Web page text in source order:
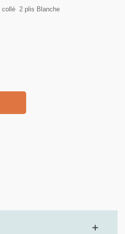
collé 2 plis Blanche